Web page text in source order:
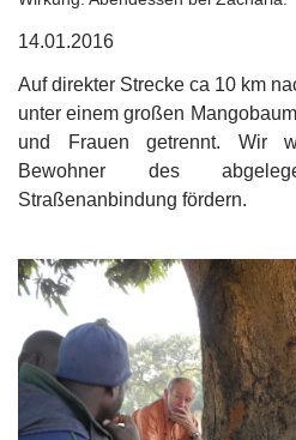
14.01.2016
Auf direkter Strecke ca 10 km
unter einem großen
und Frauen getrennt. Wir
Bewohner des
Straßenanbindung fördern.